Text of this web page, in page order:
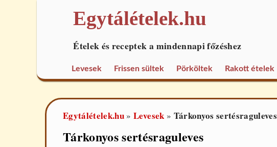
Egytálételek.hu
Ételek és receptek a mindennapi főzéshez
Levesek Frissen sültek Pörköltek Rakott ételek
Egytálételek.hu »Levesek» Tárkonyos sertésraguleves
Tárkonyos sertésraguleves